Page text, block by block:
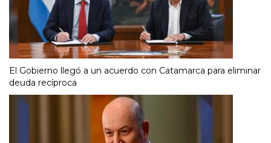
El Gobierno llegó a un acuerdo con Catamarca para eliminar
deuda recíproca